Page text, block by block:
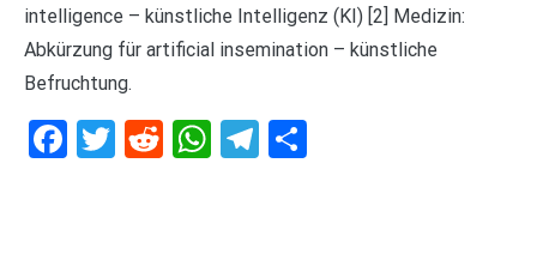
intelligence – künstliche Intelligenz (KI) [2] Medizin:
Abkürzung für artificial insemination – künstliche
Befruchtung.
Facebook
Twitter
RedditWhatsApp
Telegram